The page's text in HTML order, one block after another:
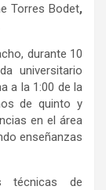
Torres Bodet,
durante 10
universitario
a la 1:00 de la
de quinto y
en el área
enseñanzas
técnicas de